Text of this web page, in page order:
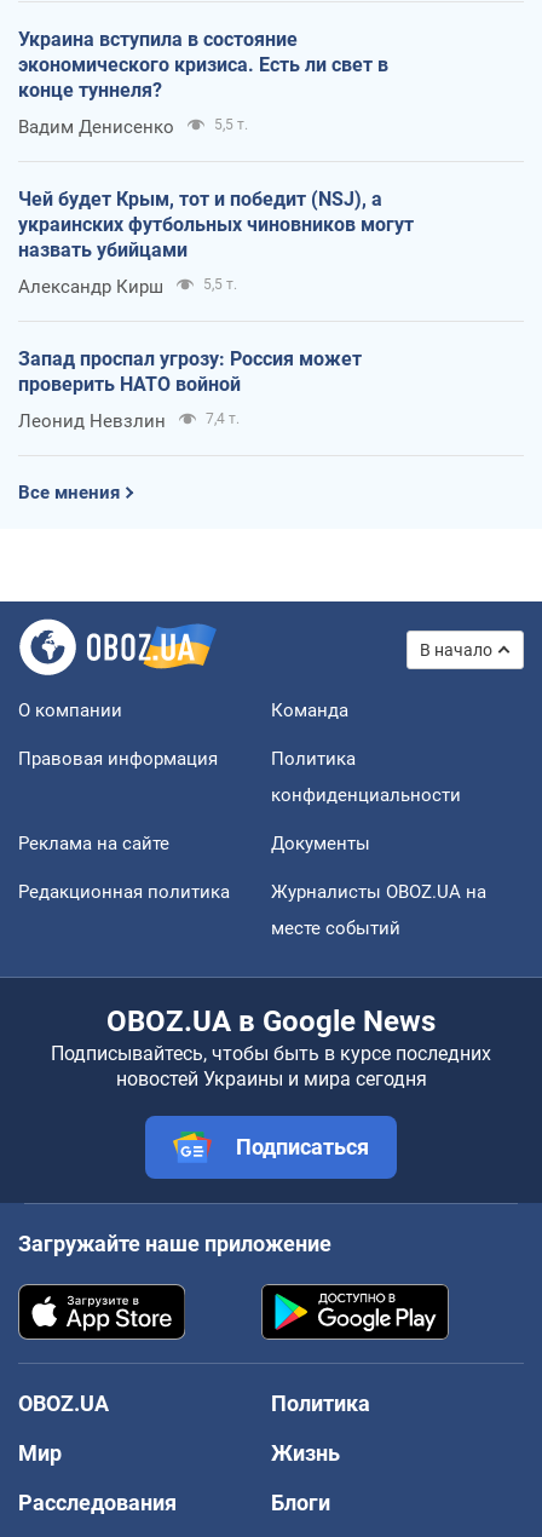
Украина вступила в состояние
экономического кризиса. Есть ли свет в
конце туннеля?
Вадим Денисенко 5,5 т.
Чей будет Крым, тот и победит (NSJ), а
украинских футбольных чиновников могут
назвать убийцами
Александр Кирш 5,5 т.
Запад проспал угрозу: Россия может
проверить НАТО войной
Леонид Невзлин 7,4 т.
Все мнения
В начало
О компании Команда
Правовая информация
Политика
конфиденциальности
Реклама на сайте Документы
Редакционная политика
Журналисты OBOZ.UA на
месте событий
OBOZ.UA в Google News
Подписывайтесь, чтобы быть в курсе последних
новостей Украины и мира сегодня
Подписаться
Загружайте наше приложение
OBOZ.UA
Политика
Мир
Жизнь
Расследования
Блоги